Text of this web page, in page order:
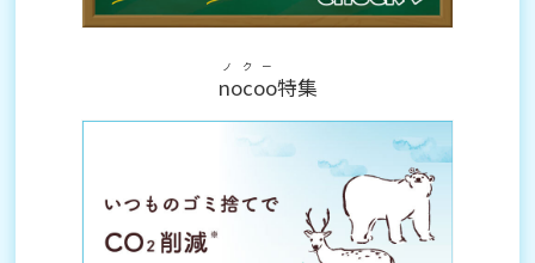
nocoo
ノクー
特集